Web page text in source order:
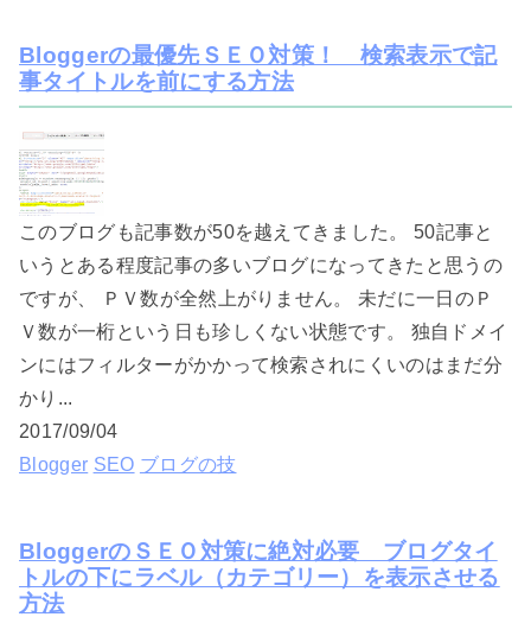
Bloggerの最優先ＳＥＯ対策！ 検索表示で記
事タイトルを前にする方法
このブログも記事数が50を越えてきました。 50記事と
いうとある程度記事の多いブログになってきたと思うの
ですが、 ＰＶ数が全然上がりません。 未だに一日のＰ
Ｖ数が一桁という日も珍しくない状態です。 独自ドメイ
ンにはフィルターがかかって検索されにくいのはまだ分
かり...
2017/09/04
Blogger SEO ブログの技
BloggerのＳＥＯ対策に絶対必要 ブログタイ
トルの下にラベル（カテゴリー）を表示させる
方法